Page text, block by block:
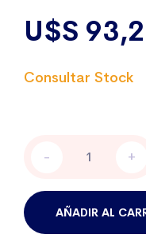
U$S
Automático
Vac
20,
- +
AÑADIR AL